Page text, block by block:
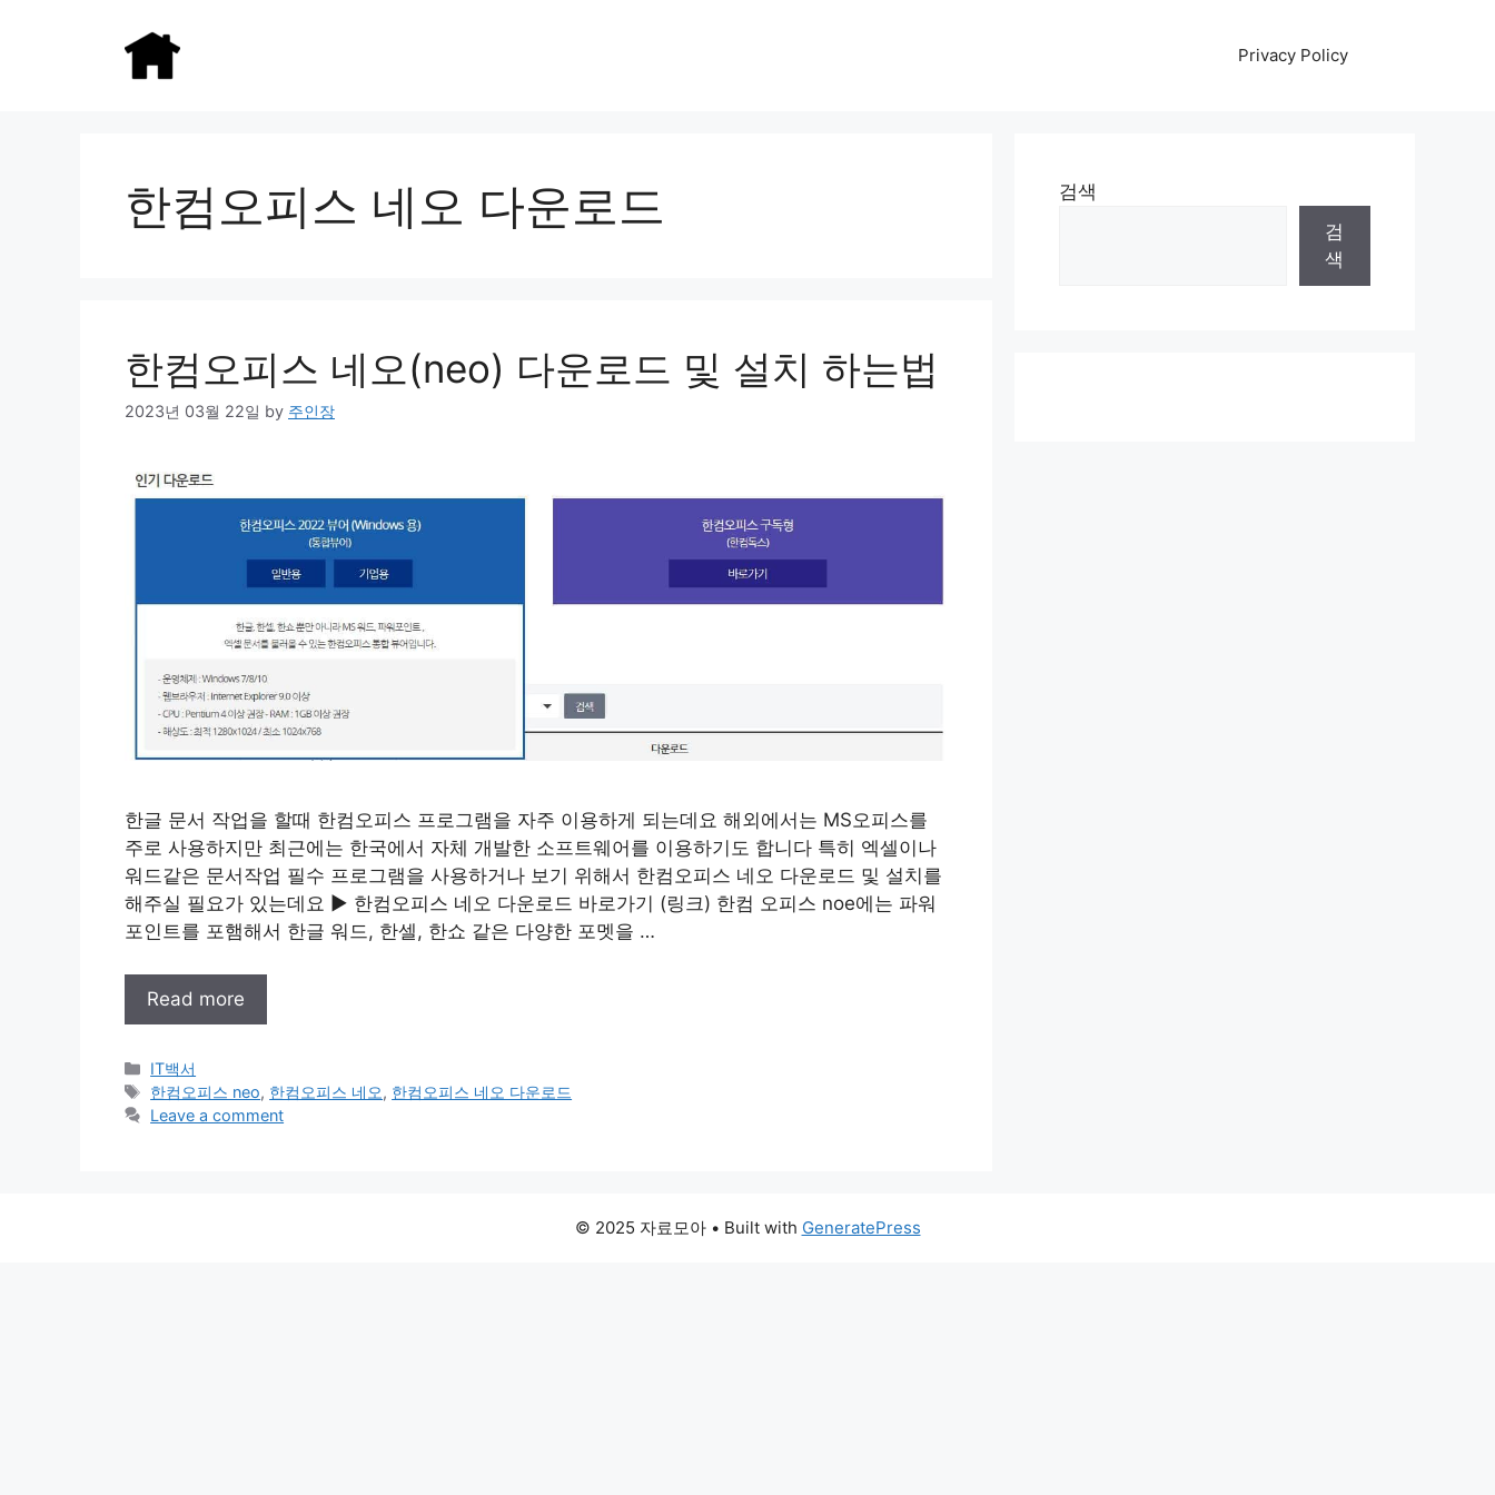
Privacy Policy
한컴오피스 네오 다운로드
한컴오피스 네오(neo) 다운로드 및 설치 하는법
2023년 03월 22일 by 주인장
한글 문서 작업을 할때 한컴오피스 프로그램을 자주 이용하게 되는데요 해외에서는 MS오피스를
주로 사용하지만 최근에는 한국에서 자체 개발한 소프트웨어를 이용하기도 합니다 특히 엑셀이나
워드같은 문서작업 필수 프로그램을 사용하거나 보기 위해서 한컴오피스 네오 다운로드 및 설치를
해주실 필요가 있는데요 ▶ 한컴오피스 네오 다운로드 바로가기 (링크) 한컴 오피스 noe에는 파워
포인트를 포햄해서 한글 워드, 한셀, 한쇼 같은 다양한 포멧을 …
Read more
Categories
IT백서
Tags
한컴오피스 neo, 한컴오피스 네오, 한컴오피스 네오 다운로드
Leave a comment
검색
검
색
© 2025 자료모아• Built with GeneratePress